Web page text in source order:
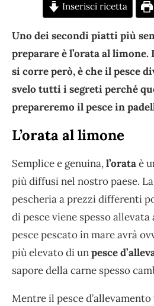
Inserisci ricetta
Uno dei secondi piatti più
preparare è l’orata al
si corre però, è che il pesce
svelo tutti i segreti perché
prepareremo il pesce in
L’orata al limone
Semplice e genuina,l’orataè
più diffusi nel nostro paese.
pescheria a prezzi differenti
di pesce viene spesso allevata
pesce pescato in mare avrà
più elevato di unpesce
sapore della carne spesso
Mentre il pesce